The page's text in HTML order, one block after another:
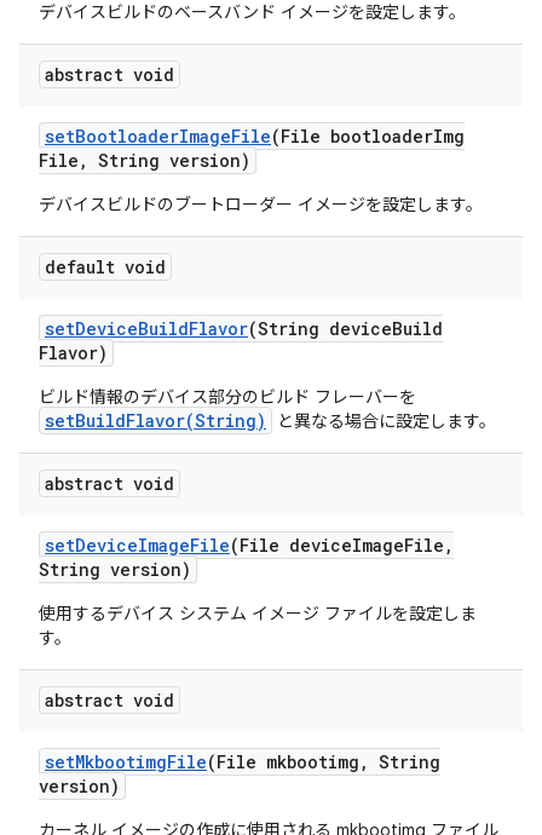
デバイスビルドのベースバンド イメージを設定します。
abstract void
setBootloaderImageFile(File bootloaderImg
File , String version)
デバイスビルドのブートローダー イメージを設定します。
default void
setDeviceBuildFlavor(String deviceBuild
Flavor)
ビルド情報のデバイス部分のビルド フレーバーを
setBuildFlavor(String) と異なる場合に設定します。
abstract void
setDeviceImageFile(File deviceImageFile ,
String version)
使用するデバイス システム イメージ ファイルを設定しま
す。
abstract void
setMkbootimgFile(File mkbootimg , String
version)
カーネル イメージの作成に使用される mkbootimg ファイル